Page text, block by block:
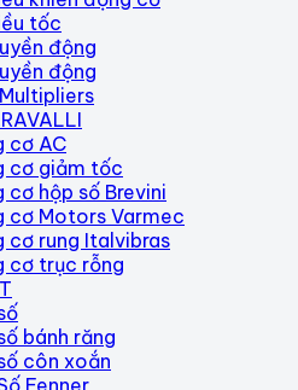
tốc
động
động
Multipliers
cơ AC
cơ giảm tốc
cơ hộp số Brevini
cơ Motors Varmec
cơ rung Italvibras
cơ trục rỗng
bánh răng
côn xoắn
Fenner